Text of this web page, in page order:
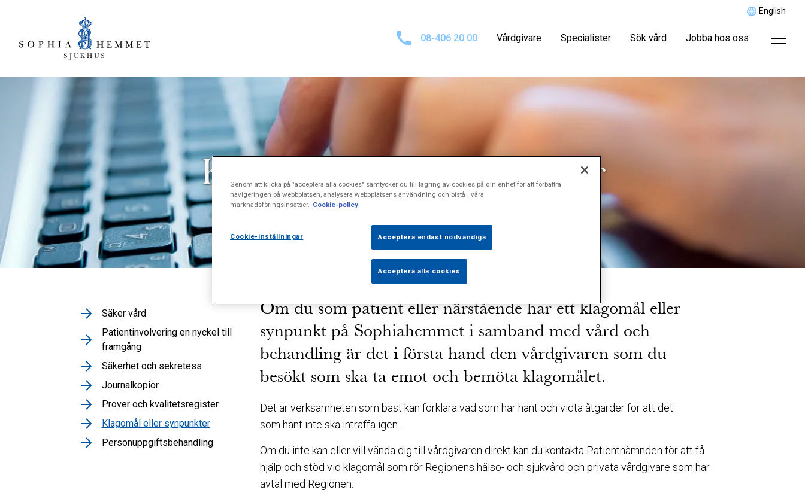
English
08-406 20 00 Vårdgivare Specialister Sök vård Jobba hos oss
Klagomål eller synpunkter
Säker vård
Patientinvolvering en nyckel till
framgång
Säkerhet och sekretess
Journalkopior
Prover och kvalitetsregister
Klagomål eller synpunkter
Personuppgiftsbehandling
Om du som patient eller närstående har ett klagomål eller
synpunkt på Sophiahemmet i samband med vård och
behandling är det i första hand den vårdgivaren som du
besökt som ska ta emot och bemöta klagomålet.
Det är verksamheten som bäst kan förklara vad som har hänt och vidta åtgärder för att det
som hänt inte ska inträffa igen.
Om du inte kan eller vill vända dig till vårdgivaren direkt kan du kontakta Patientnämnden för att få
hjälp och stöd vid klagomål som rör Regionens hälso- och sjukvård och privata vårdgivare som har
avtal med Regionen.
Genom att klicka på "acceptera alla cookies" samtycker du till lagring av cookies på din enhet för att förbättra
navigeringen på webbplatsen, analysera webbplatsens användning och bistå i våra
marknadsföringsinsatser. Cookie-policy
Cookie-inställningar Acceptera endast nödvändiga
Acceptera alla cookies